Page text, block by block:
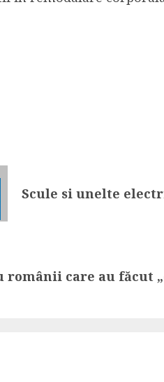
Scule si unelte
care au făcut